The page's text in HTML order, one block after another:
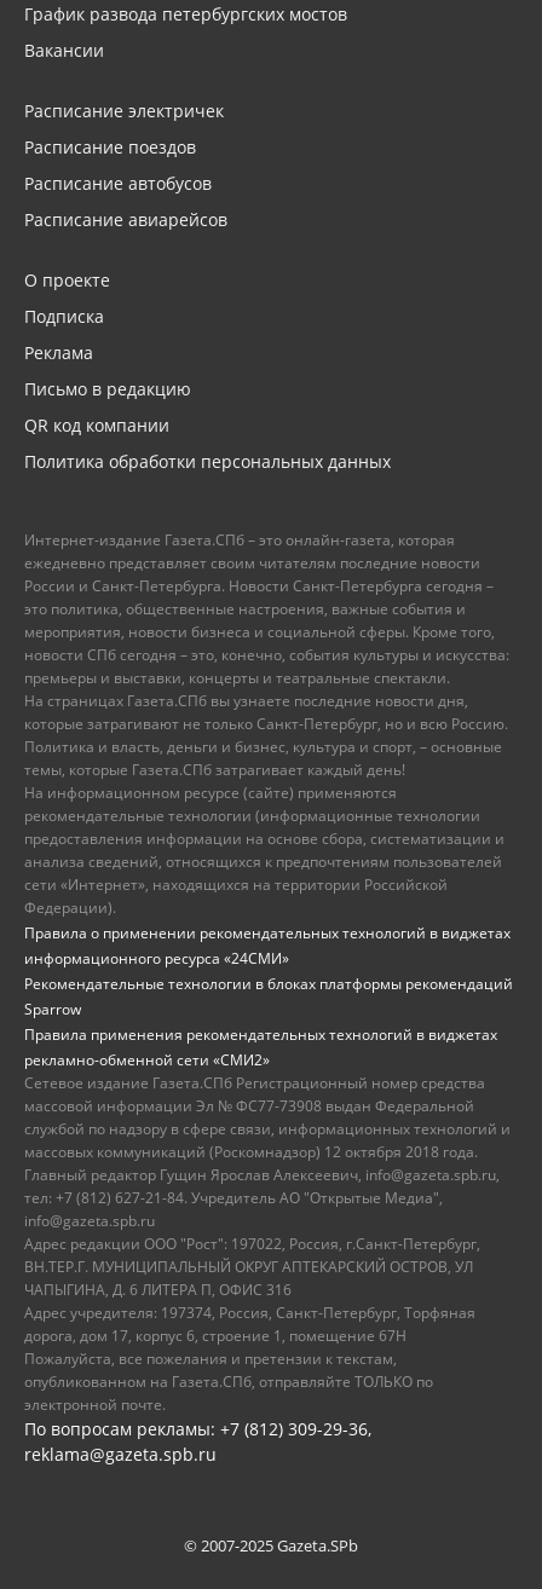
График развода петербургских мостов
Вакансии
Расписание электричек
Расписание поездов
Расписание автобусов
Расписание авиарейсов
О проекте
Подписка
Реклама
Письмо в редакцию
QR код компании
Политика обработки персональных данных
Интернет-издание Газета.СПб – это онлайн-газета, которая
ежедневно представляет своим читателям последние новости
России и Санкт-Петербурга. Новости Санкт-Петербурга сегодня –
это политика, общественные настроения, важные события и
мероприятия, новости бизнеса и социальной сферы. Кроме того,
новости СПб сегодня – это, конечно, события культуры и искусства:
премьеры и выставки, концерты и театральные спектакли.
На страницах Газета.СПб вы узнаете последние новости дня,
которые затрагивают не только Санкт-Петербург, но и всю Россию.
Политика и власть, деньги и бизнес, культура и спорт, – основные
темы, которые Газета.СПб затрагивает каждый день!
На информационном ресурсе (сайте) применяются
рекомендательные технологии (информационные технологии
предоставления информации на основе сбора, систематизации и
анализа сведений, относящихся к предпочтениям пользователей
сети «Интернет», находящихся на территории Российской
Федерации).
Правила о применении рекомендательных технологий в виджетах
информационного ресурса «24СМИ»
Рекомендательные технологии в блоках платформы рекомендаций
Sparrow
Правила применения рекомендательных технологий в виджетах
рекламно-обменной сети «СМИ2»
Сетевое издание Газета.СПб Регистрационный номер средства
массовой информации Эл № ФС77-73908 выдан Федеральной
службой по надзору в сфере связи, информационных технологий и
массовых коммуникаций (Роскомнадзор) 12 октября 2018 года.
Главный редактор Гущин Ярослав Алексеевич, info@gazeta.spb.ru,
тел: +7 (812) 627-21-84. Учредитель АО "Открытые Медиа",
info@gazeta.spb.ru
Адрес редакции ООО "Рост": 197022, Россия, г.Санкт-Петербург,
ВН.ТЕР.Г. МУНИЦИПАЛЬНЫЙ ОКРУГ АПТЕКАРСКИЙ ОСТРОВ, УЛ
ЧАПЫГИНА, Д. 6 ЛИТЕРА П, ОФИС 316
Адрес учредителя: 197374, Россия, Санкт-Петербург, Торфяная
дорога, дом 17, корпус 6, строение 1, помещение 67Н
Пожалуйста, все пожелания и претензии к текстам,
опубликованном на Газета.СПб, отправляйте ТОЛЬКО по
электронной почте.
По вопросам рекламы: +7 (812) 309-29-36,
reklama@gazeta.spb.ru
© 2007-2025 Gazeta.SPb